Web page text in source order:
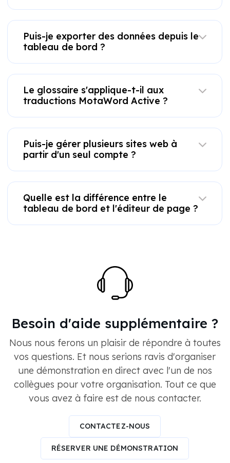
Puis-je exporter des données depuis le
tableau de bord ?
Le glossaire s'applique-t-il aux
traductions MotaWord Active ?
Puis-je gérer plusieurs sites web à
partir d'un seul compte ?
Quelle est la différence entre le
tableau de bord et l'éditeur de page ?
Besoin d'aide supplémentaire ?
Nous nous ferons un plaisir de répondre à toutes
vos questions. Et nous serions ravis d'organiser
une démonstration en direct avec l'un de nos
collègues pour votre organisation. Tout ce que
vous avez à faire est de nous contacter.
CONTACTEZ-NOUS
RÉSERVER UNE DÉMONSTRATION